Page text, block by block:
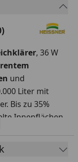
, 36 W
und
Liter mit
Bis zu 35%
Innenflächen,
gleichem
und